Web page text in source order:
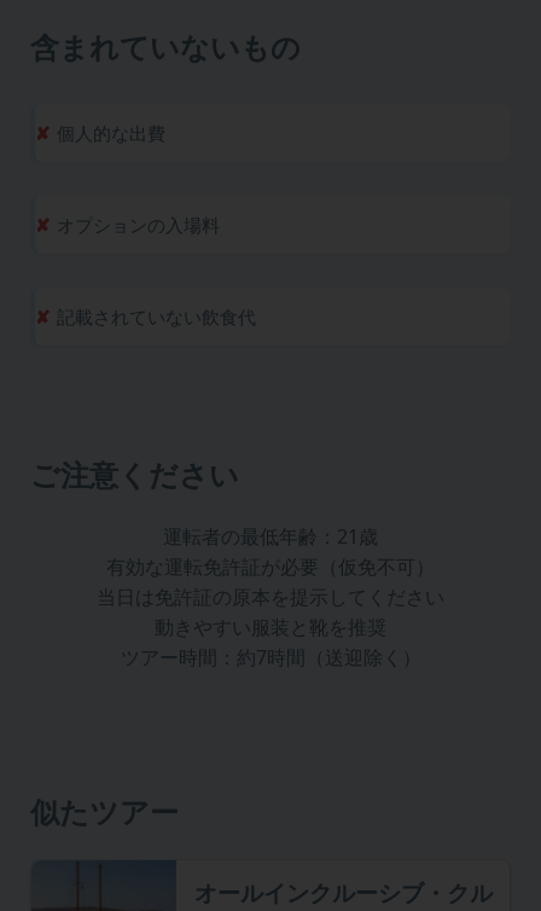
含まれていないもの
個人的な出費
オプションの入場料
記載されていない飲食代
ご注意ください
運転者の最低年齢：21歳
有効な運転免許証が必要（仮免不可）
当日は免許証の原本を提示してください
動きやすい服装と靴を推奨
ツアー時間：約7時間（送迎除く）
似たツアー
オールインクルーシブ・クル